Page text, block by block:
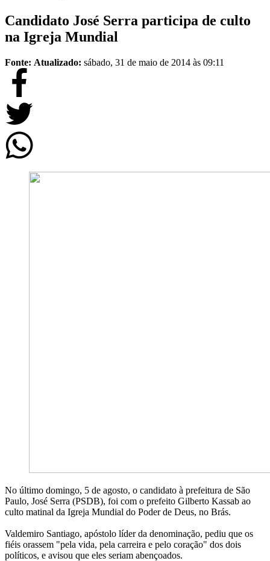
Candidato José Serra participa de culto
na Igreja Mundial
Fonte: Atualizado: sábado, 31 de maio de 2014 às 09:11
No último domingo, 5 de agosto, o candidato à prefeitura de São
Paulo, José Serra (PSDB), foi com o prefeito Gilberto Kassab ao
culto matinal da Igreja Mundial do Poder de Deus, no Brás.
Valdemiro Santiago, apóstolo líder da denominação, pediu que os
fiéis orassem "pela vida, pela carreira e pelo coração" dos dois
políticos, e avisou que eles seriam abençoados.